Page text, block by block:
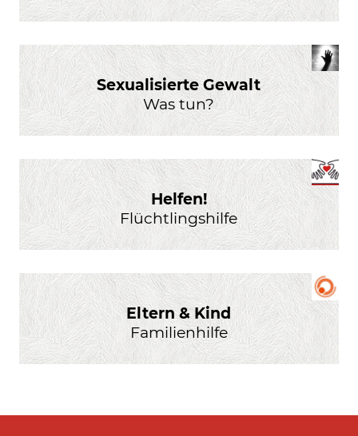
Sexualisierte Gewalt
Was tun?
Helfen!
Flüchtlingshilfe
Eltern & Kind
Familienhilfe